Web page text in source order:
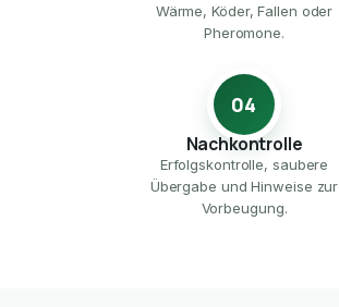
Wärme, Köder, Fallen oder
Pheromone.
04
Nachkontrolle
Erfolgskontrolle, saubere
Übergabe und Hinweise zur
Vorbeugung.